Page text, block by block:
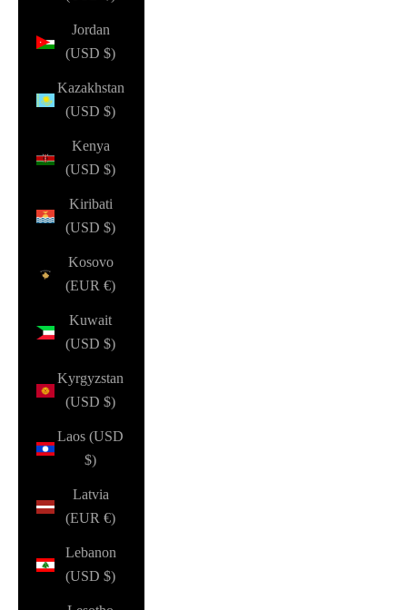
Jordan
(USD $)
Kazakhstan
(USD $)
Kenya
(USD $)
Kiribati
(USD $)
Kosovo
(EUR €)
Kuwait
(USD $)
Kyrgyzstan
(USD $)
Laos (USD
$)
Latvia
(EUR €)
Lebanon
(USD $)